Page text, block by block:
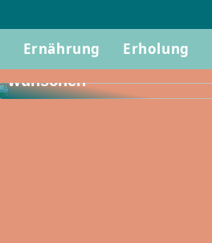
Ernährung Erholung
Gut zu wissen, wenn Sie
wünschen